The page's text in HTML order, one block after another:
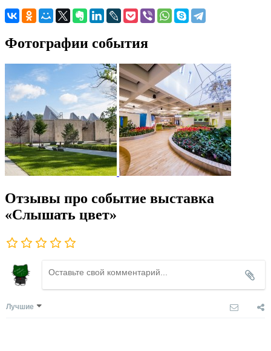
Фотографии события
Отзывы про событие выставка
«Слышать цвет»
Лучшие